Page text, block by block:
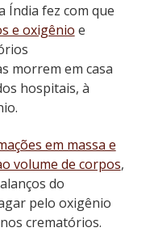
Índia fez com que
e oxigênio e
morrem em casa
hospitais, à
.
em massa e
volume de corpos,
do
pelo oxigênio
crematórios.